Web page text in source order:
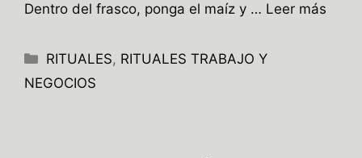
Dentro del frasco, ponga el maíz y … Leer más
Categorías
RITUALES, RITUALES TRABAJO Y
NEGOCIOS